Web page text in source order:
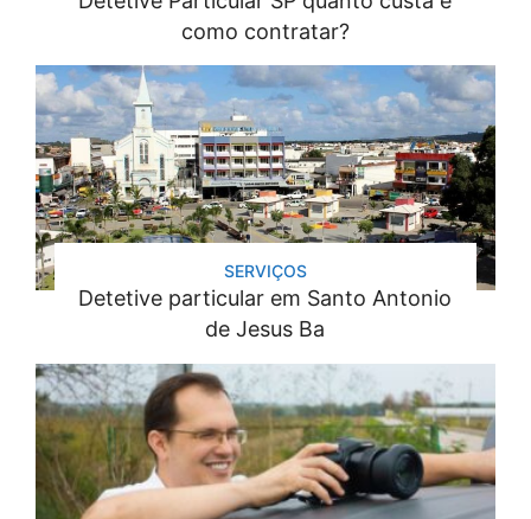
como contratar?
SERVIÇOS
Detetive particular em Santo Antonio
de Jesus Ba